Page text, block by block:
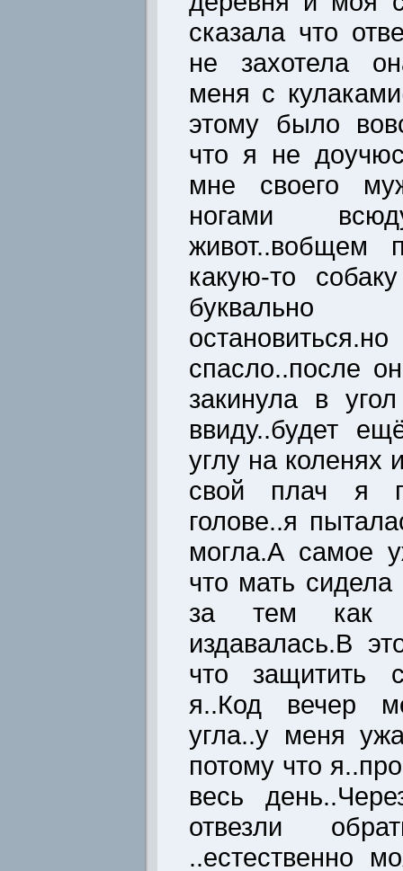
сказала что
не захотела
меня с
этому было
что я не
мне своего
ногами
живот..вобщем
какую-то
спасло..после
закинула в
ввиду..будет
углу на коленях
свой плач я
голове..я
могла.А самое
что мать
за тем как
издавалась.В
что защитить
я..Код вечер
угла..у меня
потому что
весь
отвезли
..естественно